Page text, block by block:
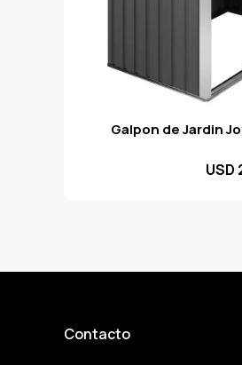
Galpon de Jardin
USD
Contacto